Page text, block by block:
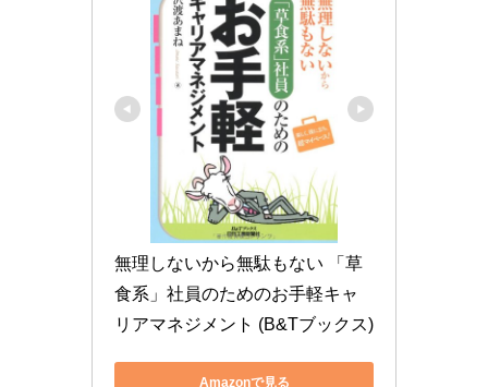
無理しないから無駄もない 「草
食系」社員のためのお手軽キャ
リアマネジメント (B&Tブックス)
Amazonで見る